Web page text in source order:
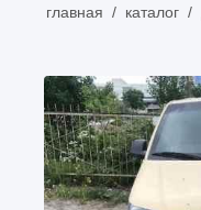
главная / каталог /